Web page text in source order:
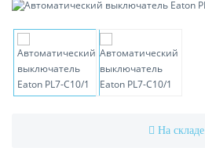
На складе